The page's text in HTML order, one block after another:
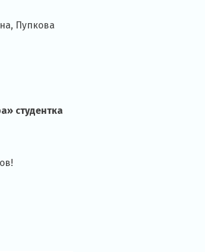
Пупкова
студентка